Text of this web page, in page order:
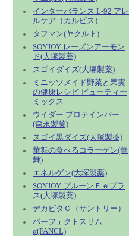
インターバランス L-92 アレ
ルケア（カルピス）
タフマン(ヤクルト)
SOYJOY レーズンアーモン
ド(大塚製薬)
スゴイダイズ(大塚製薬)
ミニッツメイド野菜と果実
の健康レシピ ビューティー
ミックス
ウイダー プロテインバー
(森永製菓)
スゴイ黒ダイズ(大塚製薬)
華舞の食べるコラーゲン(華
舞)
エネルゲン(大塚製薬)
SOYJOY プルーンＦｅプラ
ス(大塚製薬)
デカビタＣ（サントリー）
パーフェクトスリム
α(FANCL)